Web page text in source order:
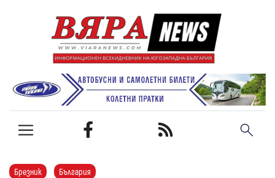
Брезник България